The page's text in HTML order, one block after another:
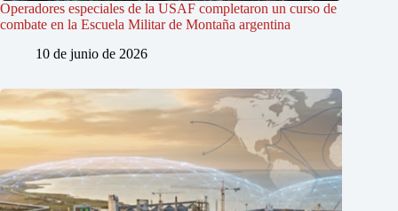
Operadores especiales de la USAF completaron un curso de
combate en la Escuela Militar de Montaña argentina
10 de junio de 2026